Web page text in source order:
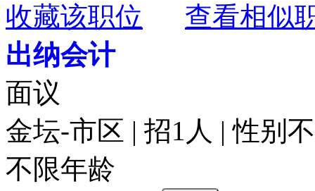
收藏该职位
查看相似
出纳会计
面议
金坛-市区 | 招1人 | 性别
不限年龄